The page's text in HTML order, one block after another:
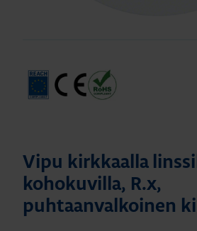
Vipu kirkkaalla
kohokuvilla, R.x,
puhtaanvalkoinen